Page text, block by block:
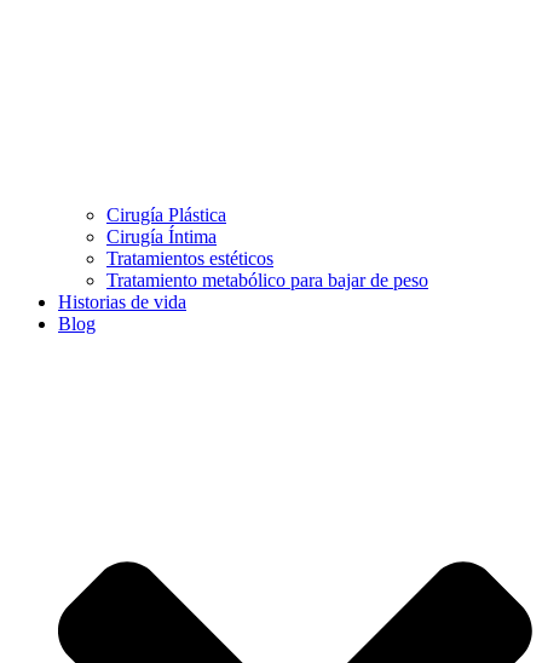
Cirugía Plástica
Cirugía Íntima
Tratamientos estéticos
Tratamiento metabólico para bajar de peso
Historias de vida
Blog